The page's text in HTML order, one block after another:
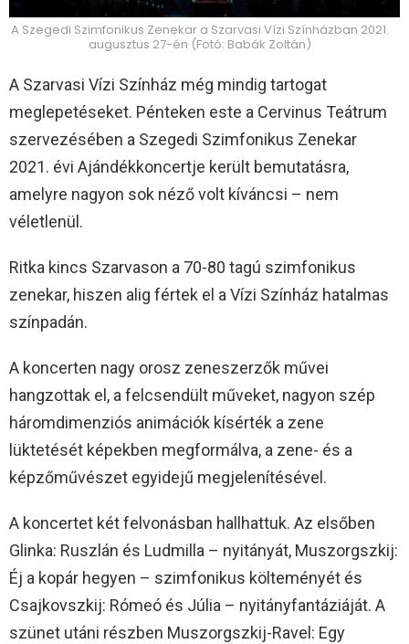
A Szegedi Szimfonikus Zenekar a Szarvasi Vízi Színházban 2021.
augusztus 27-én (Fotó: Babák Zoltán)
A Szarvasi Vízi Színház még mindig tartogat
meglepetéseket. Pénteken este a Cervinus Teátrum
szervezésében a Szegedi Szimfonikus Zenekar
2021. évi Ajándékkoncertje került bemutatásra,
amelyre nagyon sok néző volt kíváncsi – nem
véletlenül.
Ritka kincs Szarvason a 70-80 tagú szimfonikus
zenekar, hiszen alig fértek el a Vízi Színház hatalmas
színpadán.
A koncerten nagy orosz zeneszerzők művei
hangzottak el, a felcsendült műveket, nagyon szép
háromdimenziós animációk kísérték a zene
lüktetését képekben megformálva, a zene- és a
képzőművészet egyidejű megjelenítésével.
A koncertet két felvonásban hallhattuk. Az elsőben
Glinka: Ruszlán és Ludmilla – nyitányát, Muszorgszkij:
Éj a kopár hegyen – szimfonikus költeményét és
Csajkovszkij: Rómeó és Júlia – nyitányfantáziáját. A
szünet utáni részben Muszorgszkij-Ravel: Egy